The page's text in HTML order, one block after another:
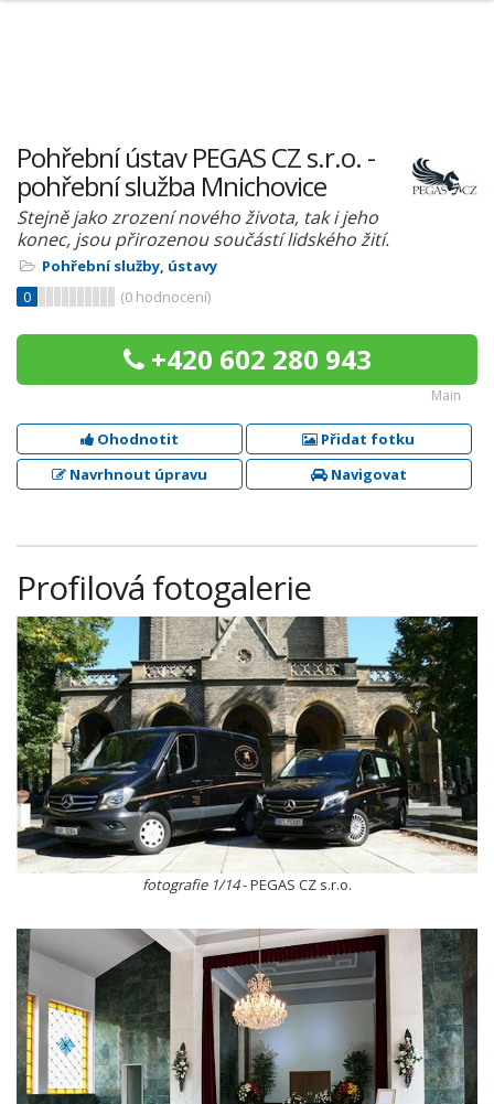
Pohřební ústav PEGAS CZ s.r.o. -
pohřební služba Mnichovice
Stejně jako zrození nového života, tak i jeho
konec, jsou přirozenou součástí lidského žití.
Pohřební služby, ústavy
0
(0 hodnocení)
+420 602 280 943
Main
Ohodnotit
Přidat fotku
Navrhnout úpravu
Navigovat
Profilová fotogalerie
fotografie 1/14- PEGAS CZ s.r.o.